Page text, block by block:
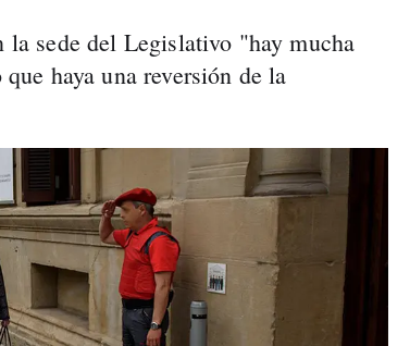
la sede del Legislativo "hay mucha
haya una reversión de la